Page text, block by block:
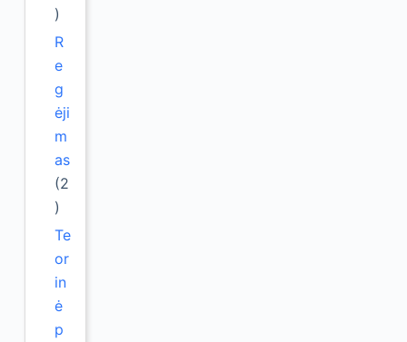
)
R
e
g
ėji
m
as
(2
)
Te
or
in
ė
p